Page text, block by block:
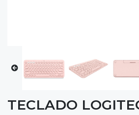
TECLADO